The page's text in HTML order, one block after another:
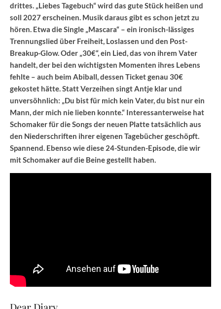
drittes. „Liebes Tagebuch“ wird das gute Stück heißen und
soll 2027 erscheinen. Musik daraus gibt es schon jetzt zu
hören. Etwa die Single „Mascara“ – ein ironisch-lässiges
Trennungslied über Freiheit, Loslassen und den Post-
Breakup-Glow. Oder „30€“, ein Lied, das von ihrem Vater
handelt, der bei den wichtigsten Momenten ihres Lebens
fehlte – auch beim Abiball, dessen Ticket genau 30€
gekostet hätte. Statt Verzeihen singt Antje klar und
unversöhnlich: „Du bist für mich kein Vater, du bist nur ein
Mann, der mich nie lieben konnte.“ Interessanterweise hat
Schomaker für die Songs der neuen Platte tatsächlich aus
den Niederschriften ihrer eigenen Tagebücher geschöpft.
Spannend. Ebenso wie diese 24-Stunden-Episode, die wir
mit Schomaker auf die Beine gestellt haben.